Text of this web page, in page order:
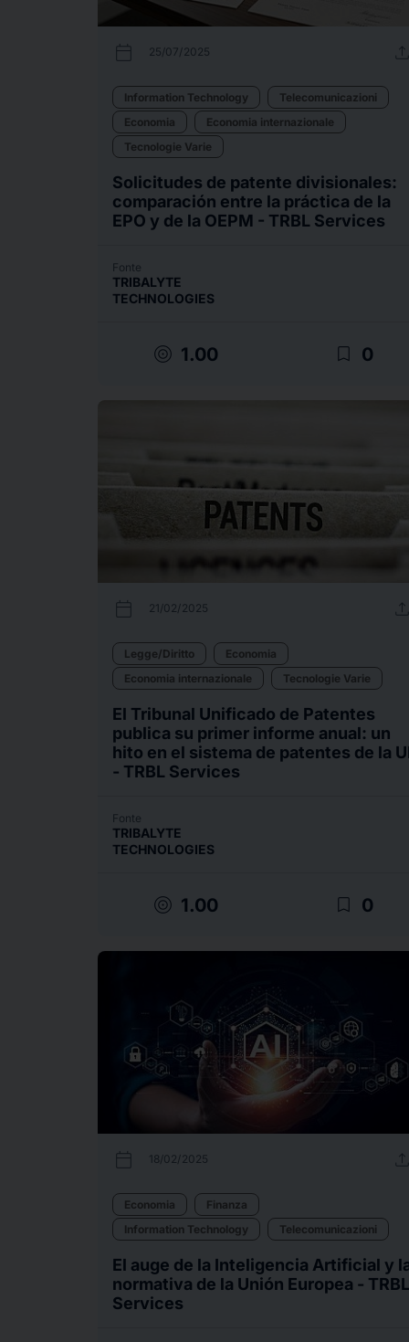
calendar_today 25/07/2025
Information Technology
Telecomunicazioni
Economia
Economia internazionale
Tecnologie Varie
Solicitudes de patente divisionales:
comparación entre la práctica de la
EPO y de la OEPM - TRBL Services
Fonte
TRIBALYTE
TECHNOLOGIES
target 1.00 bookmark_border 0
calendar_today 21/02/2025
Legge/Diritto
Economia
Economia internazionale
Tecnologie Varie
El Tribunal Unificado de Patentes
publica su primer informe anual: un
hito en el sistema de patentes de la
- TRBL Services
Fonte
TRIBALYTE
TECHNOLOGIES
target 1.00 bookmark_border 0
calendar_today 18/02/2025
Economia
Finanza
Information Technology
Telecomunicazioni
El auge de la Inteligencia Artificial y
normativa de la Unión Europea - TRBL
Services